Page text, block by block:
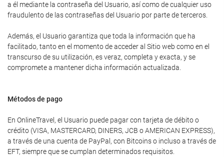
a él mediante la contraseña del Usuario, así como de cualquier uso
fraudulento de las contraseñas del Usuario por parte de terceros.
Además, el Usuario garantiza que toda la información que ha
facilitado, tanto en el momento de acceder al Sitio web como en el
transcurso de su utilización, es veraz, completa y exacta, y se
compromete a mantener dicha información actualizada.
Métodos de pago
En OnlineTravel, el Usuario puede pagar con tarjeta de débito o
crédito (VISA, MASTERCARD, DINERS, JCB o AMERICAN EXPRESS),
a través de una cuenta de PayPal, con Bitcoins o incluso a través de
EFT, siempre que se cumplan determinados requisitos.